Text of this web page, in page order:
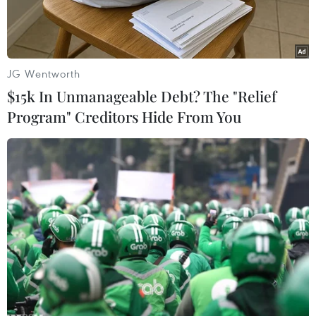
ngày 18/10, Bộtrưởng Kinh tế, thương mại và
công nghiệp Nhật Bản (METI) Yukio Edano đã
đề nghịThổ Nhĩ Kỳ nối lại các cuộc đàm phán về
hợp đồng xây dựng nhà máy điện hạt nhânở
Tại cuộc gặp, Bộ trưởng Edano đã đề nghị Bộ
trưởng Năng lượng Thổ Nhĩ Kỳ TanerYildiz thúc
đẩy các cuộc đàm phán, tỏ ý hy vọng ông Yildiz
tiếp tục đánh giátích cực công nghệ của Nhật
Bản. Đáp lại, quan chức Thổ Nhĩ Kỳ cho biết
Ankarasẽ cân nhắc vấn đề này.
Theo giới phân tích, đề nghị trên là dấu hiệu
cho thấy Tokyo sẵn sàng theo đuổiviệc xuất
khẩu công nghệ điện hạt nhân nhằm vực dậy
JG Wentworth
$15k In Unmanageable Debt? The "Relief
Program" Creditors Hide From You